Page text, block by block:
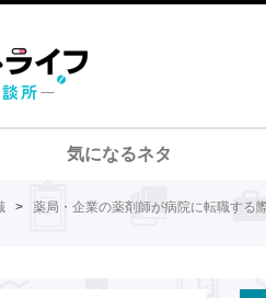
気になるネタ
> 薬局・企業の薬剤師が病院に転職する